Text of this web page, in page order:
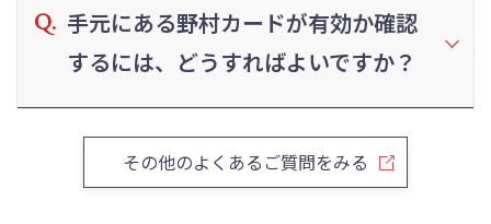
手元にある野村カードが有効か確認
するには、どうすればよいですか？
その他のよくあるご質問をみる